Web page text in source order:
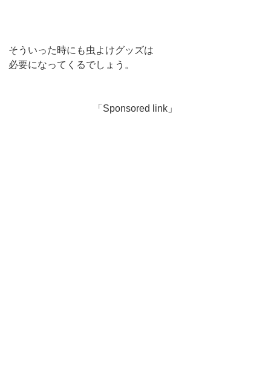
そういった時にも虫よけグッズは
必要になってくるでしょう。
「Sponsored link」